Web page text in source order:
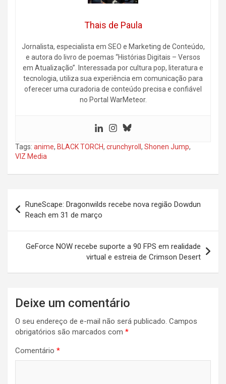
Thais de Paula
Jornalista, especialista em SEO e Marketing de Conteúdo,
e autora do livro de poemas “Histórias Digitais – Versos
em Atualização”. Interessada por cultura pop, literatura e
tecnologia, utiliza sua experiência em comunicação para
oferecer uma curadoria de conteúdo precisa e confiável
no Portal WarMeteor.
Tags: anime, BLACK TORCH, crunchyroll , Shonen Jump,
VIZ Media
de
Post
RuneScape: Dragonwilds recebe nova região Dowdun
Reach em 31 de março
GeForce NOW recebe suporte a 90 FPS em realidade
virtual e estreia de Crimson Desert
Deixe um comentário
O seu endereço de e-mail não será publicado. Campos
obrigatórios são marcados com *
Comentário *